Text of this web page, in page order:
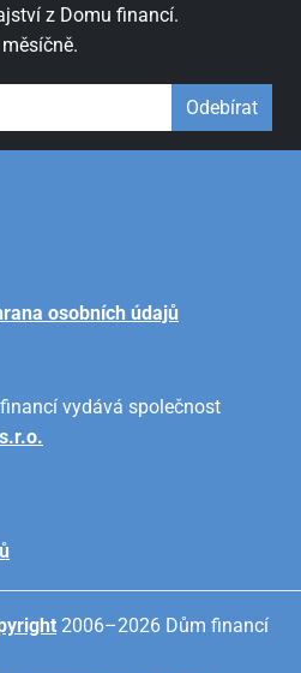
z Domu financí.
Odebírat
osobních údajů
vydává společnost
2006–2026 Dům financí